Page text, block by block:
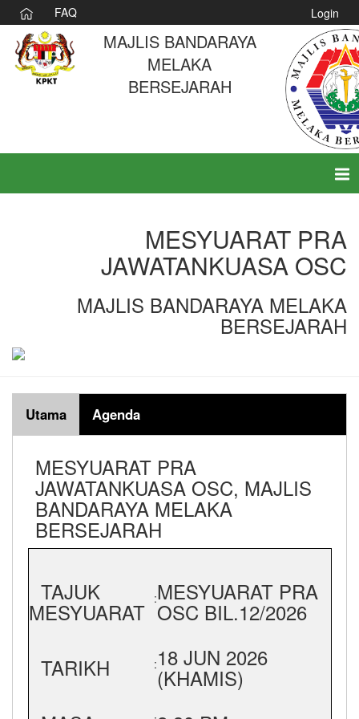
FAQ Login
MAJLIS BANDARAYA
MELAKA
BERSEJARAH
MESYUARAT PRA
JAWATANKUASA OSC
MAJLIS BANDARAYA MELAKA
BERSEJARAH
Utama Agenda
MESYUARAT PRA
JAWATANKUASA OSC, MAJLIS
BANDARAYA MELAKA
BERSEJARAH
TAJUK
MESYUARAT :MESYUARAT PRA
OSC BIL.12/2026
TARIKH
:18 JUN 2026
(KHAMIS)